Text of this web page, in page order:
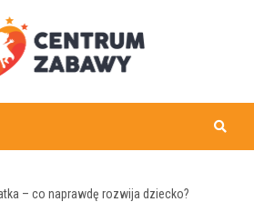
– co naprawdę rozwija dziecko?